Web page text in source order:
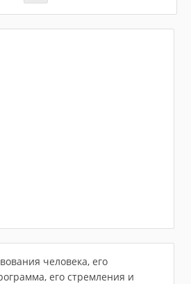
человека, его
его стремления и